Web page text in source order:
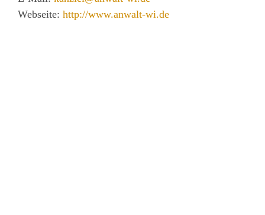
Webseite: http://www.anwalt-wi.de